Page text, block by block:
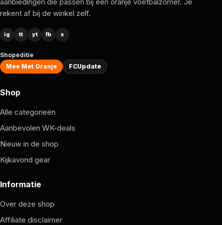
rekent af bij de winkel zelf.
ig tt yt fb x
Shopeditie
Mee Met Oranje
FCUpdate
Shop
Alle categorieën
Aanbevolen WK-deals
Nieuw in de shop
Kijkavond gear
Informatie
Over deze shop
Affiliate disclaimer